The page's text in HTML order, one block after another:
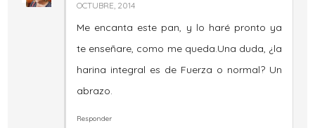
OCTUBRE, 2014
Me encanta este pan, y lo haré pronto ya
te enseñare, como me queda.Una duda, ¿la
harina integral es de Fuerza o normal? Un
abrazo.
Responder